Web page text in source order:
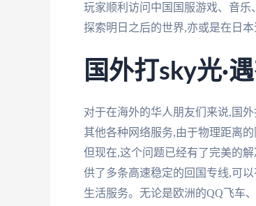
玩家顺利访问中国国服游戏、音乐
探索明日之后的世界,亦或是在日
国外打sky光·
对于在海外的华人朋友们来说,国
其他各种网络服务,由于物理距离
但现在,这个问题已经有了完美的
供了多条高速稳定的回国专线,可
生活服务。无论是欧洲的QQ飞车